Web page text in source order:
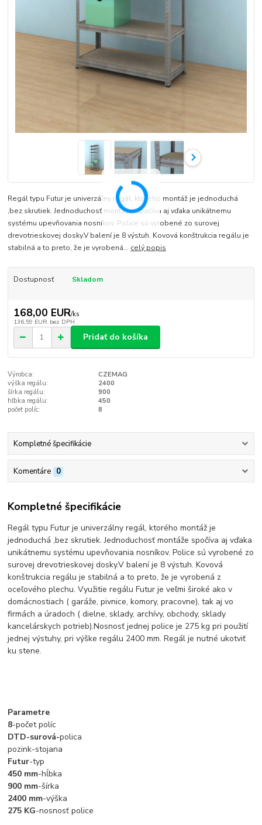
Regál typu Futur je univerzálny regál, ktorého montáž je jednoduchá
,bez skrutiek. Jednoduchosť montáže spočíva aj vďaka unikátnemu
systému upevňovania nosníkov. Police sú vyrobené zo surovej
drevotrieskovej dosky.V balení je 8 výstuh. Kovová konštrukcia regálu je
stabilná a to preto, že je vyrobená... celý popis
Dostupnosť Skladom
168,00 EUR/ks
136,59 EUR bez DPH
Pridať do košíka
Výrobca:
CZEMAG
výška regálu:
2400
šírka regálu:
900
hľbka regálu:
450
počet políc:
8
Kompletné špecifikácie
Komentáre 0
Kompletné špecifikácie
Regál typu Futur je univerzálny regál, ktorého montáž je
jednoduchá ,bez skrutiek. Jednoduchosť montáže spočíva aj vďaka
unikátnemu systému upevňovania nosníkov. Police sú vyrobené zo
surovej drevotrieskovej dosky.V balení je 8 výstuh. Kovová
konštrukcia regálu je stabilná a to preto, že je vyrobená z
oceľového plechu. Využitie regálu Futur je veľmi široké ako v
domácnostiach ( garáže, pivnice, komory, pracovne), tak aj vo
firmách a úradoch ( dielne, sklady, archívy, obchody, sklady
kancelárskych potrieb).Nosnosť jednej police je 275 kg pri použití
jednej výstuhy, pri výške regálu 2400 mm. Regál je nutné ukotviť
ku stene.
Parametre
8-počet políc
DTD-surová-polica
pozink-stojana
Futur-typ
450 mm-hĺbka
900 mm-šírka
2400 mm-výška
275 KG-nosnosť police